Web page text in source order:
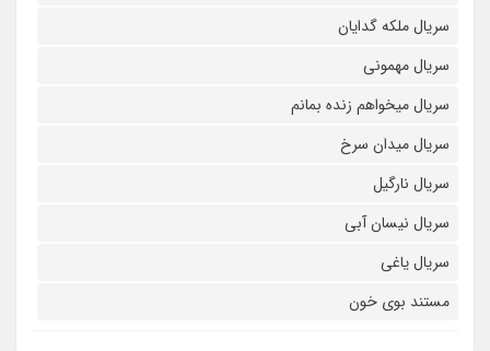
سریال ملکه گدایان
سریال مهمونی
سریال میخواهم زنده بمانم
سریال میدان سرخ
سریال نارگیل
سریال نیسان آبی
سریال یاغی
مستند بوی خون